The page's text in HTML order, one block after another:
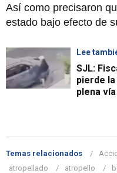
Así como precisaron
estado bajo efecto de
Lee
SJL:
pierde
plena
Temas relacionados
atropellado
atropello